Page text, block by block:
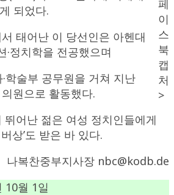
페
이
스
북
캡
처
>
되었다.
태어난 이 당선인은 아헨대
·정치학을 전공했으며
학술부 공무원을 거쳐 지난
원으로 활동했다.
어난 젊은 여성 정치인들에게
상’도 받은 바 있다.
나복찬중부지사장 nbc@kodb.de
10월 1일